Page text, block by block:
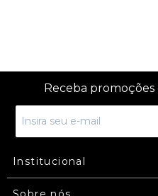
Receba promoções
Institucional